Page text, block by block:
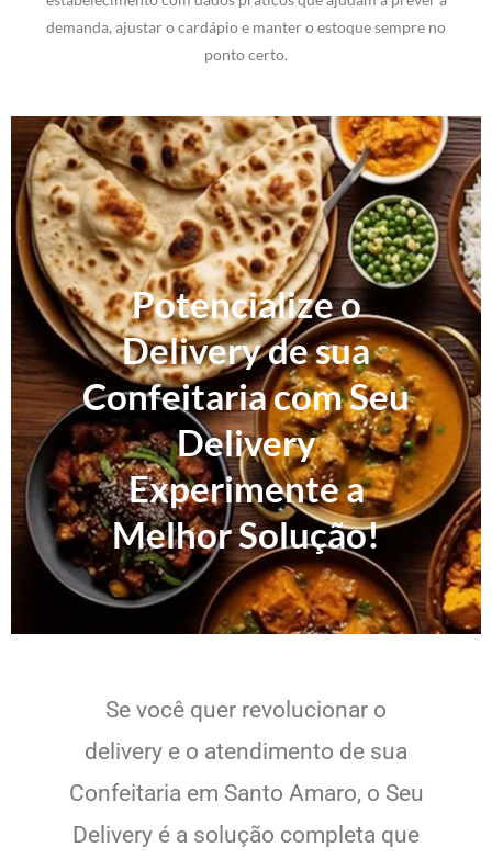
demanda, ajustar o cardápio e manter o estoque sempre no
ponto certo.
Potencialize o
Delivery de sua
Confeitaria com Seu
Delivery
Experimente a
Melhor Solução!
Se você quer revolucionar o
delivery e o atendimento de sua
Confeitaria em Santo Amaro, o Seu
Delivery é a solução completa que